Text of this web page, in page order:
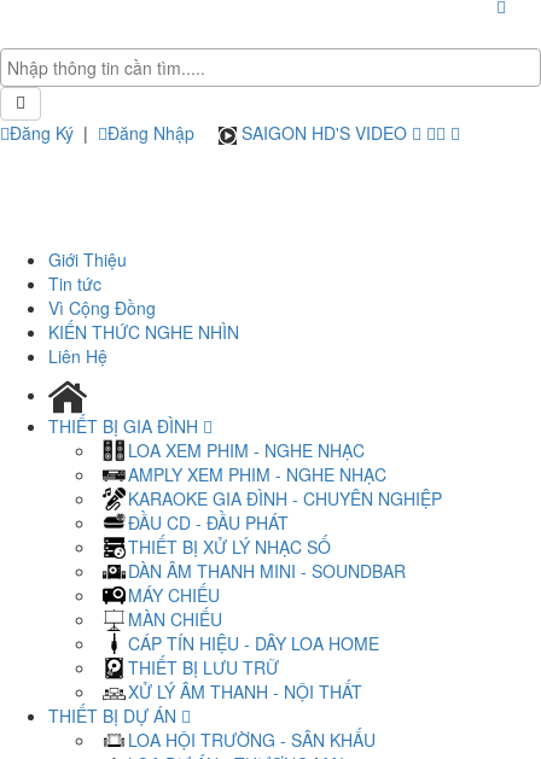
Đăng Ký | Đăng Nhập SAIGON HD'S VIDEO
Giới Thiệu
Tin tức
Vì Cộng Đồng
KIẾN THỨC NGHE NHÌN
Liên Hệ
THIẾT BỊ GIA ĐÌNH
LOA XEM PHIM - NGHE NHẠC
AMPLY XEM PHIM - NGHE NHẠC
KARAOKE GIA ĐÌNH - CHUYÊN NGHIỆP
ĐẦU CD - ĐẦU PHÁT
THIẾT BỊ XỬ LÝ NHẠC SỐ
DÀN ÂM THANH MINI - SOUNDBAR
MÁY CHIẾU
MÀN CHIẾU
CÁP TÍN HIỆU - DÂY LOA HOME
THIẾT BỊ LƯU TRỮ
XỬ LÝ ÂM THANH - NỘI THẤT
THIẾT BỊ DỰ ÁN
LOA HỘI TRƯỜNG - SÂN KHẤU